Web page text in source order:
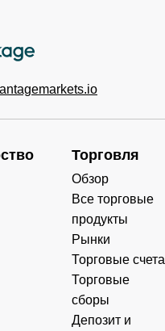
Торговля
Обзор
Все торговые
продукты
Рынки
Торговые счета
Торговые
сборы
Депозит и